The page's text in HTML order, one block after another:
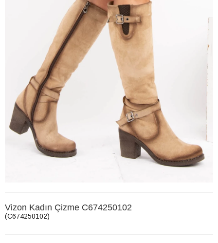
Vizon Kadın Çizme C674250102
(C674250102)